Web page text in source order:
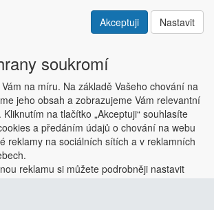
řešením e-commerce pro informační
s uživatelsky příjemnou
která se dá upravit a optimalizovat na míru.
intuitivní ovládání, administrace a
Chci zjistit více
a.s. 2018
Akceptuji Nastavit
soukromí
na míru. Na základě Vašeho chování na
jeho obsah a zobrazujeme Vám relevantní
na tlačítko „Akceptuji“ souhlasíte
a předáním údajů o chování na webu
reklamy na sociálních sítích a v reklamních
reklamu si můžete podrobněji nastavit